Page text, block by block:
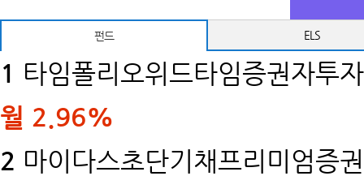
펀드 ELS
1 타임폴리오위드타임증권자투
월 2.96%
2 마이다스초단기채프리미엄증